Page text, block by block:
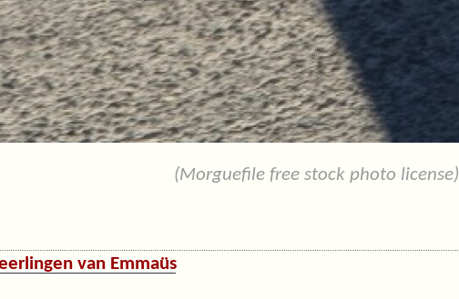
(Morguefile free stock photo license)
van Emmaüs